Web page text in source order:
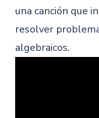
una canción que
resolver
algebraicos.